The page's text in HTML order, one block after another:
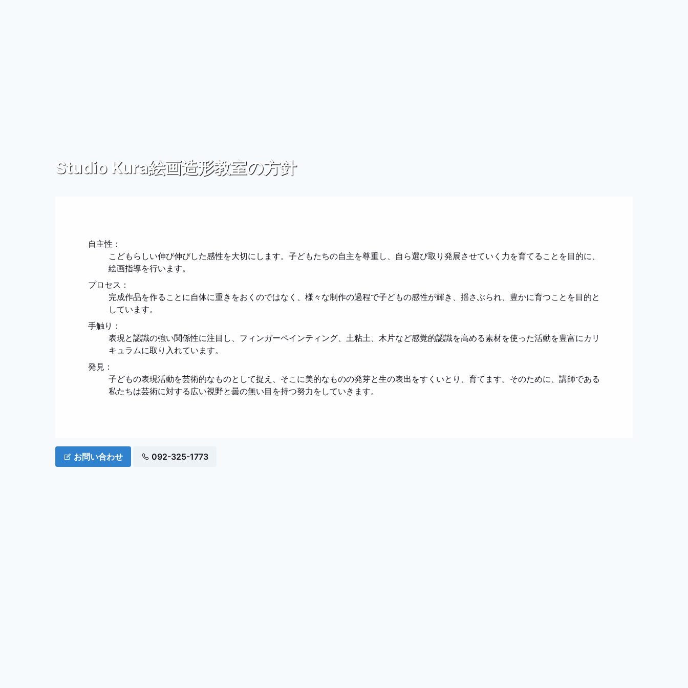
Studio Kura絵画造形教室の方針
自主性：
こどもらしい伸び伸びした感性を大切にします。子どもたちの自主を尊重し、自ら選び取り発展させていく力を育てることを目的に、
絵画指導を行います。
プロセス：
完成作品を作ることに自体に重きをおくのではなく、様々な制作の過程で子どもの感性が輝き、揺さぶられ、豊かに育つことを目的と
しています。
手触り：
表現と認識の強い関係性に注目し、フィンガーペインティング、土粘土、木片など感覚的認識を高める素材を使った活動を豊富にカリ
キュラムに取り入れています。
発見：
子どもの表現活動を芸術的なものとして捉え、そこに美的なものの発芽と生の表出をすくいとり、育てます。そのために、講師である
私たちは芸術に対する広い視野と曇の無い目を持つ努力をしていきます。
お問い合わせ 092-325-1773